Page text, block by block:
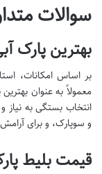
سوالات
بهترین پارک
بر اساس امکانات،
معمولاً به عنوان
انتخاب بستگی به
و سوپارک، و برای
قیمت بلیط